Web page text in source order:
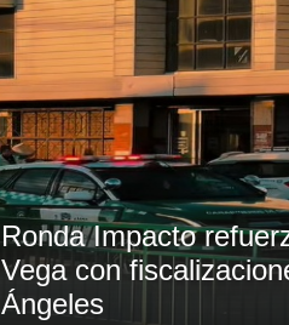
Ronda Impacto
Vega con
Ángeles